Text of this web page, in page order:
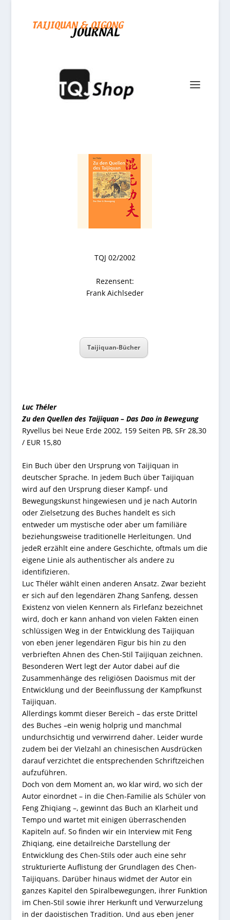
TQJ 02/2002
Rezensent:
Frank Aichlseder
Taijiquan-Bücher
Luc Théler
Zu den Quellen des Taijiquan – Das Dao in Bewegung
Ryvellus bei Neue Erde 2002, 159 Seiten PB, SFr 28,30
/ EUR 15,80
Ein Buch über den Ursprung von Taijiquan in
deutscher Sprache. In jedem Buch über Taijiquan
wird auf den Ursprung dieser Kampf- und
Bewegungskunst hingewiesen und je nach AutorIn
oder Zielsetzung des Buches handelt es sich
entweder um mystische oder aber um familiäre
beziehungsweise traditionelle Herleitungen. Und
jedeR erzählt eine andere Geschichte, oftmals um die
eigene Linie als authentischer als andere zu
identifizieren.
Luc Théler wählt einen anderen Ansatz. Zwar bezieht
er sich auf den legendären Zhang Sanfeng, dessen
Existenz von vielen Kennern als Firlefanz bezeichnet
wird, doch er kann anhand von vielen Fakten einen
schlüssigen Weg in der Entwicklung des Taijiquan
von eben jener legendären Figur bis hin zu den
verbrieften Ahnen des Chen-Stil Taijiquan zeichnen.
Besonderen Wert legt der Autor dabei auf die
Zusammenhänge des religiösen Daoismus mit der
Entwicklung und der Beeinflussung der Kampfkunst
Taijiquan.
Allerdings kommt dieser Bereich – das erste Drittel
des Buches –ein wenig holprig und manchmal
undurchsichtig und verwirrend daher. Leider wurde
zudem bei der Vielzahl an chinesischen Ausdrücken
darauf verzichtet die entsprechenden Schriftzeichen
aufzuführen.
Doch von dem Moment an, wo klar wird, wo sich der
Autor einordnet – in die Chen-Familie als Schüler von
Feng Zhiqiang –, gewinnt das Buch an Klarheit und
Tempo und wartet mit einigen überraschenden
Kapiteln auf. So finden wir ein Interview mit Feng
Zhiqiang, eine detailreiche Darstellung der
Entwicklung des Chen-Stils oder auch eine sehr
strukturierte Auflistung der Grundlagen des Chen-
Taijiquans. Darüber hinaus widmet der Autor ein
ganzes Kapitel den Spiralbewegungen, ihrer Funktion
im Chen-Stil sowie ihrer Herkunft und Verwurzelung
in der daoistischen Tradition. Und aus eben jener